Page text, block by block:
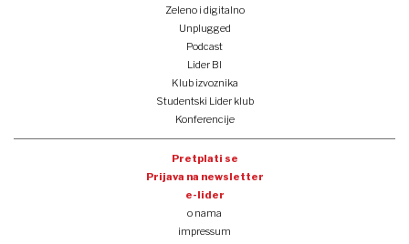
Zeleno i digitalno
Unplugged
Podcast
Lider BI
Klub izvoznika
Studentski Lider klub
Konferencije
Pretplati se
Prijava na newsletter
e-lider
o nama
impressum